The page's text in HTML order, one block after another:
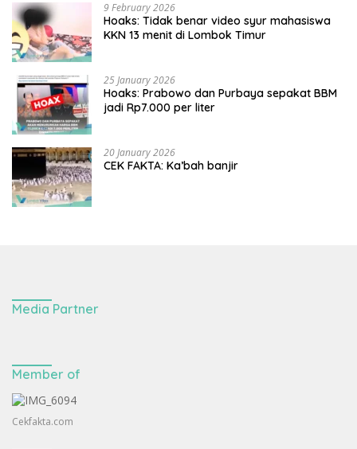
9 February 2026
Hoaks: Tidak benar video syur mahasiswa
KKN 13 menit di Lombok Timur
25 January 2026
Hoaks: Prabowo dan Purbaya sepakat BBM
jadi Rp7.000 per liter
20 January 2026
CEK FAKTA: Ka’bah banjir
Media Partner
Member of
Cekfakta.com